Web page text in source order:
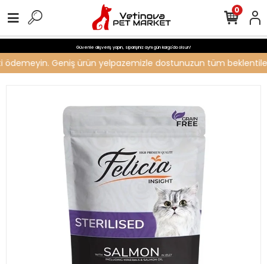
Güvenle alışveriş yapın, siparişiniz aynı gün kargo'da olsun!
Geniş ürün yelpazemizle dostunuzun tüm
0